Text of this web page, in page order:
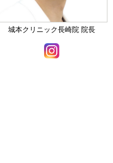
城本クリニック長崎院 院長